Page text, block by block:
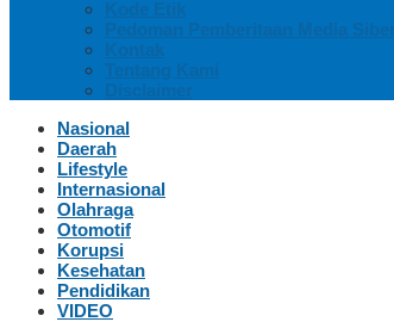
Kode Etik
Pedoman Pemberitaan Media Siber
Kontak
Tentang Kami
Disclaimer
Nasional
Daerah
Lifestyle
Internasional
Olahraga
Otomotif
Korupsi
Kesehatan
Pendidikan
VIDEO